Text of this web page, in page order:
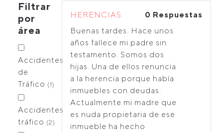
Filtrar
por
área
Accidentes
de
Tráfico (1)
Accidentes
tráfico (2)
HERENCIAS
0 Respuestas
Buenas tardes. Hace unos
años fallece mi padre sin
testamento. Somos dos
hijas. Una de ellos renuncia
a la herencia porque había
inmuebles con deudas.
Actualmente mi madre que
es nuda propietaria de ese
inmueble ha hecho